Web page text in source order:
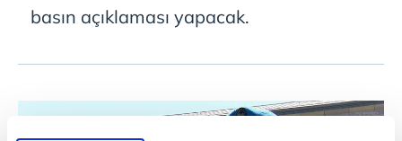
basın açıklaması yapacak.